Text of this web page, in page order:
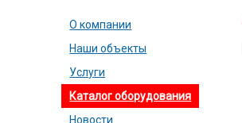
О компании
Наши объекты
Услуги
Каталог оборудования
Новости